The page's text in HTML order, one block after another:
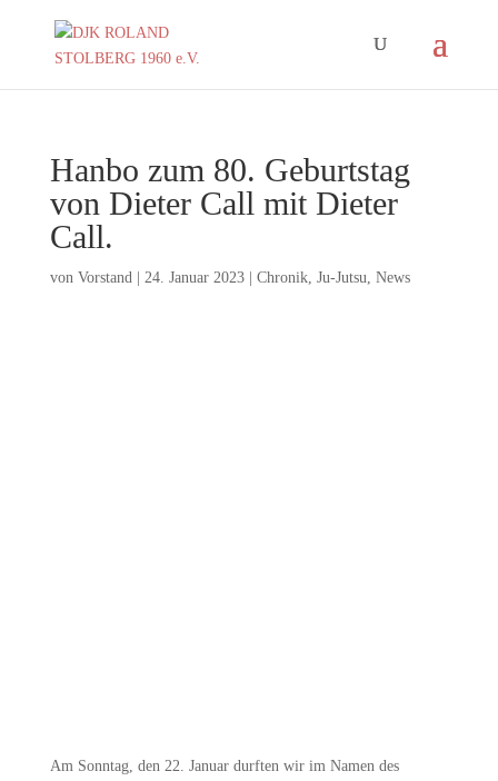
Hanbo zum 80. Geburtstag
von Dieter Call mit Dieter
Call.
von Vorstand| 24. Januar 2023| Chronik, Ju-Jutsu, News
Am Sonntag, den 22. Januar durften wir im Namen des